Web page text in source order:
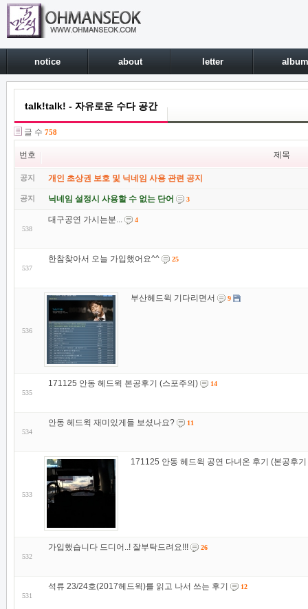
notice about letter album
talk!talk! - 자유로운 수다 공간
글 수 758
번호 제목
공지 개인 초상권 보호 및 닉네임 사용 관련 공지
공지 닉네임 설정시 사용할 수 없는 단어 3
538
대구공연 가시는분... 4
537
한참찾아서 오늘 가입했어요^^ 25
536
부산헤드윅 기다리면서 9
535
171125 안동 헤드윅 본공후기 (스포주의) 14
534
안동 헤드윅 재미있게들 보셨나요? 11
533
171125 안동 헤드윅 공연 다녀온 후기 (본공후
532
가입했습니다 드디어..! 잘부탁드려요!!! 26
531
석류 23/24호(2017헤드윅)를 읽고 나서 쓰는 후기 12